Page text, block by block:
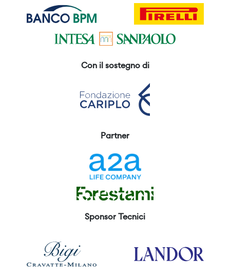
Con il sostegno di
Partner
Sponsor Tecnici